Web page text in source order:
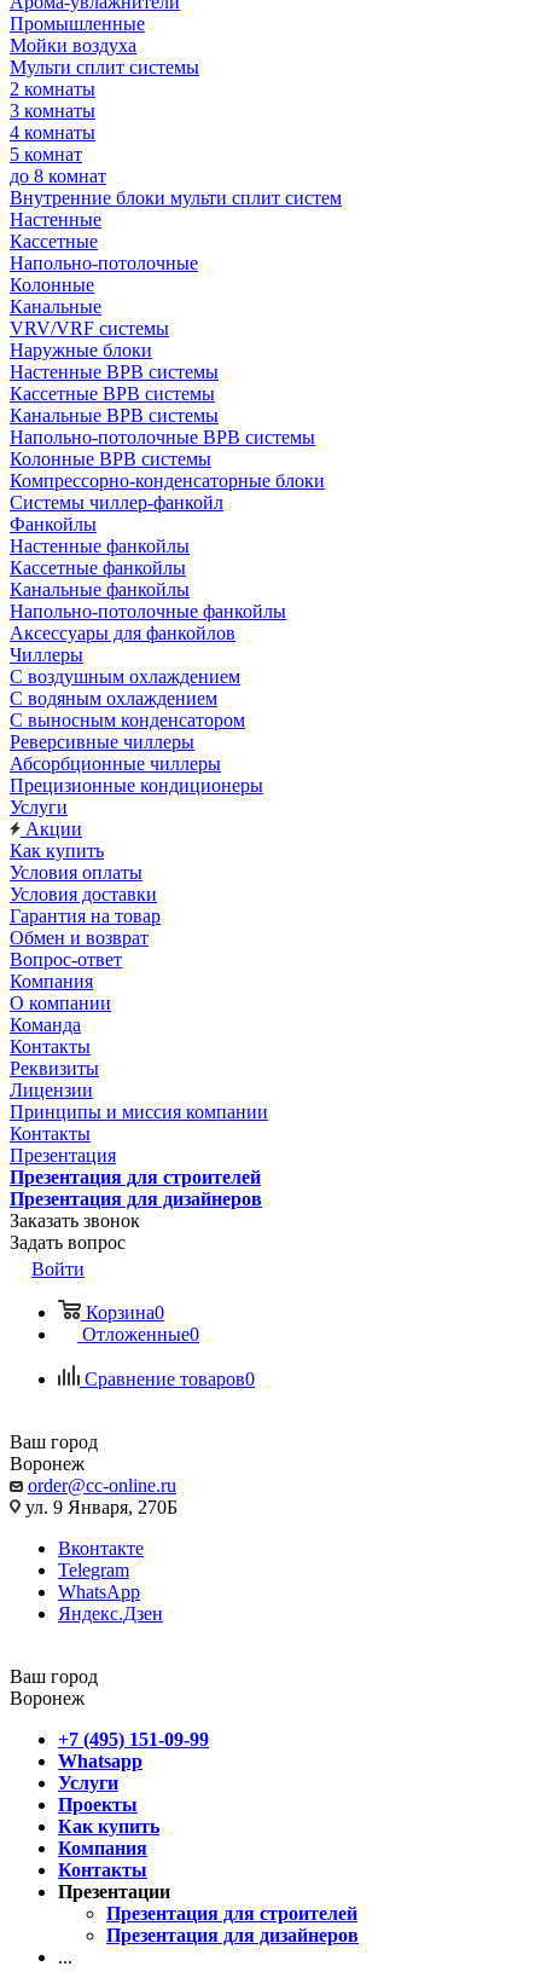
Промышленные
Мойки воздуха
Мульти сплит системы
2 комнаты
3 комнаты
4 комнаты
5 комнат
до 8 комнат
Внутренние блоки мульти сплит систем
Настенные
Кассетные
Напольно-потолочные
Колонные
Канальные
VRV/VRF системы
Наружные блоки
Настенные ВРВ системы
Кассетные ВРВ системы
Канальные ВРВ системы
Напольно-потолочные ВРВ системы
Колонные ВРВ системы
Компрессорно-конденсаторные блоки
Системы чиллер-фанкойл
Фанкойлы
Настенные фанкойлы
Кассетные фанкойлы
Канальные фанкойлы
Напольно-потолочные фанкойлы
Аксессуары для фанкойлов
Чиллеры
С воздушным охлаждением
С водяным охлаждением
С выносным конденсатором
Реверсивные чиллеры
Абсорбционные чиллеры
Прецизионные кондиционеры
Услуги
Акции
Как купить
Условия оплаты
Условия доставки
Гарантия на товар
Обмен и возврат
Вопрос-ответ
Компания
О компании
Команда
Контакты
Реквизиты
Лицензии
Принципы и миссия компании
Контакты
Презентация
Презентация для строителей
Презентация для дизайнеров
Заказать звонок
Задать вопрос
Войти
Корзина0
Отложенные0
Сравнение товаров0
Ваш город
Воронеж
order@cc-online.ru
ул. 9 Января, 270Б
Вконтакте
Telegram
WhatsApp
Яндекс.Дзен
Ваш город
Воронеж
+7 (495) 151-09-99
Whatsapp
Услуги
Проекты
Как купить
Компания
Контакты
Презентации
Презентация для строителей
Презентация для дизайнеров
...